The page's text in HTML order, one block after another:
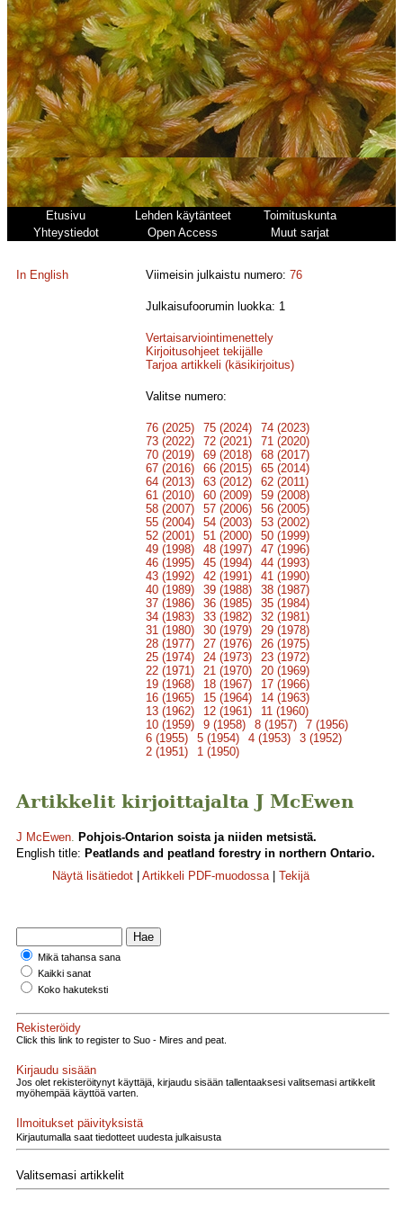
Etusivu Lehden käytänteet
Toimituskunta
Yhteystiedot
Open Access Muut sarjat
In English Viimeisin julkaistu numero:76
Julkaisufoorumin luokka: 1
Vertaisarviointimenettely
Kirjoitusohjeet tekijälle
Tarjoa artikkeli (käsikirjoitus)
Valitse numero:
76 (2025) 75 (2024)
74 (2023)
73 (2022)
72 (2021)
71 (2020)
70 (2019)
69 (2018)
68 (2017)
67 (2016)
66 (2015)
65 (2014)
64 (2013)
63 (2012)
62 (2011)
61 (2010)
60 (2009)
59 (2008)
58 (2007)
57 (2006)
56 (2005)
55 (2004)
54 (2003)
53 (2002)
52 (2001)
51 (2000)
50 (1999)
49 (1998)
48 (1997)
47 (1996)
46 (1995)
45 (1994)
44 (1993)
43 (1992)
42 (1991)
41 (1990)
40 (1989)
39 (1988)
38 (1987)
37 (1986)
36 (1985)
35 (1984)
34 (1983)
33 (1982)
32 (1981)
31 (1980)
30 (1979)
29 (1978)
28 (1977)
27 (1976)
26 (1975)
25 (1974)
24 (1973)
23 (1972)
22 (1971)
21 (1970)
20 (1969)
19 (1968)
18 (1967)
17 (1966)
16 (1965)
15 (1964)
14 (1963)
13 (1962)
12 (1961)
11 (1960)
10 (1959)
9 (1958) 8 (1957)
7 (1956)
6 (1955)
5 (1954) 4 (1953)
3 (1952)
2 (1951)
1 (1950)
Artikkelit kirjoittajalta J McEwen
J McEwen. Pohjois-Ontarion soista ja niiden metsistä.
English title: Peatlands and peatland forestry in northern Ontario.
Näytä lisätiedot
Artikkeli PDF-muodossa| Tekijä
Mikä tahansa sana
Kaikki sanat
Koko hakuteksti
Rekisteröidy
Click this link to register to Suo - Mires and peat.
Kirjaudu sisään
Jos olet rekisteröitynyt käyttäjä, kirjaudu sisään tallentaaksesi valitsemasi artikkelit
myöhempää käyttöä varten.
Ilmoitukset päivityksistä
Kirjautumalla saat tiedotteet uudesta julkaisusta
Valitsemasi artikkelit